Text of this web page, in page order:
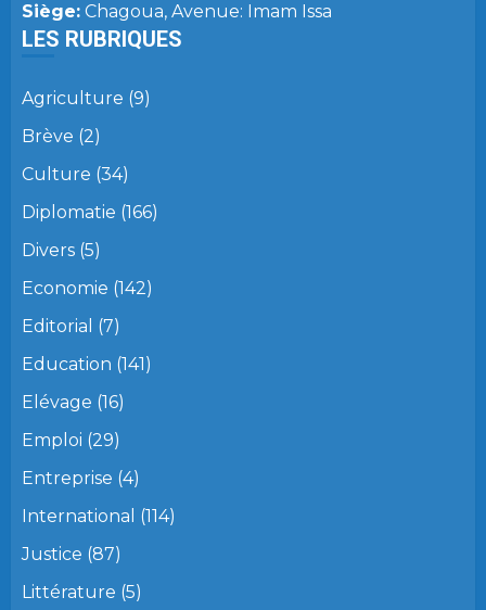
Siège: Chagoua, Avenue: Imam Issa
LES RUBRIQUES
Agriculture (9)
Brève (2)
Culture (34)
Diplomatie (166)
Divers (5)
Economie (142)
Editorial (7)
Education (141)
Elévage (16)
Emploi (29)
Entreprise (4)
International (114)
Justice (87)
Littérature (5)